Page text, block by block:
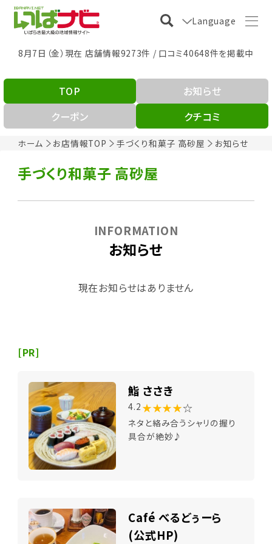
Language
8月7日（金）現在 店舗情報9273件 / 口コミ40648件を掲載中
ホーム お店情報TOP 手づくり和菓子 高砂屋 お知らせ
TOP
お知らせ
クーポン
クチコミ
手づくり和菓子 高砂屋
お知らせ
INFORMATION
現在お知らせはありません
[PR]
鮨 ささき
4.2 ★★★★☆
ネタと絡み合うシャリの握り
具合が絶妙♪
Café べるどぅーら
(公式HP)